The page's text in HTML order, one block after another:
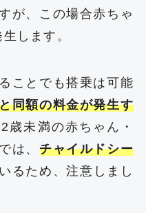
が、この場合赤ちゃ
します。
ことでも搭乗は可能
同額の料金が発生す
歳未満の赤ちゃん・
は、 チャイルドシー
るため、注意しまし